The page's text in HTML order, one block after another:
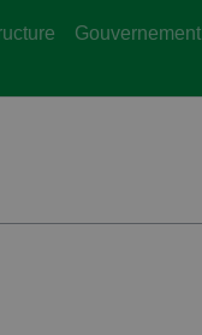
Gouvernement